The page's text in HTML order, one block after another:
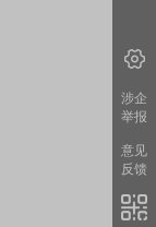
涉企
举报
意见
反馈